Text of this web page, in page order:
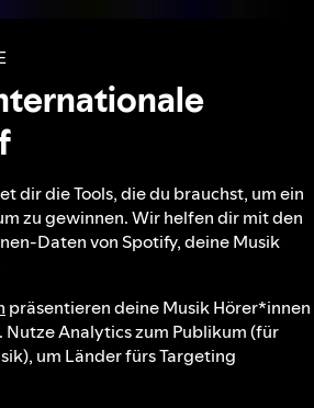
dir die Tools, die du brauchst, um ein
zu gewinnen. Wir helfen dir mit den
Daten von Spotify, deine Musik
präsentieren deine Musik Hörer*innen
Nutze Analytics zum Publikum (für
um Länder fürs Targeting